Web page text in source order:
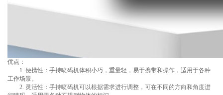
优点：
1. 便携性：手持喷码机体积小巧，重量轻，易于携带和操作，适用于各种
工作场景。
2. 灵活性：手持喷码机可以根据需求进行调整，可在不同的方向和角度进